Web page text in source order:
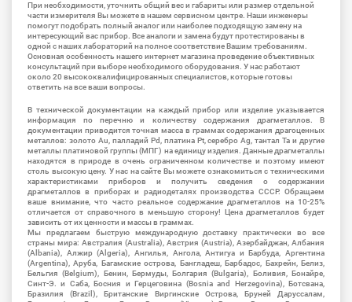
При необходимости, уточнить общий вес и габариты или размер отдельной
части измерителя Вы можете в нашем сервисном центре. Наши инженеры
помогут подобрать полный аналог или наиболее подходящую замену на
интересующий вас прибор. Все аналоги и замена будут протестированы в
одной с наших лабораторий на полное соответствие Вашим требованиям.
Основная особенность нашего интернет магазина проведение объективных
консультаций при выборе необходимого оборудования. У нас работают
около 20 высококвалифицированных специалистов, которые готовы
ответить на все ваши вопросы.
В технической документации на каждый прибор или изделие указывается
информация по перечню и количеству содержания драгметаллов. В
документации приводится точная масса в граммах содержания драгоценных
металлов: золото Au, палладий Pd, платина Pt, серебро Ag, тантал Ta и другие
металлы платиновой группы (МПГ) на единицу изделия. Данные драгметаллы
находятся в природе в очень ограниченном количестве и поэтому имеют
столь высокую цену. У нас на сайте Вы можете ознакомиться с техническими
характеристиками приборов и получить сведения о содержании
драгметаллов в приборах и радиодеталях производства СССР. Обращаем
ваше внимание, что часто реальное содержание драгметаллов на 10-25%
отличается от справочного в меньшую сторону! Цена драгметаллов будет
зависить от их ценности и массы в граммах.
Мы предлагаем быструю международную доставку практически во все
страны мира: Австралия (Australia), Австрия (Austria), Азербайджан, Албания
(Albania), Алжир (Algeria), Ангилья, Ангола, Антигуа и Барбуда, Аргентина
(Argentina), Аруба, Багамские острова, Бангладеш, Барбадос, Бахрейн, Белиз,
Бельгия (Belgium), Бенин, Бермуды, Болгария (Bulgaria), Боливия, Бонайре,
Синт-Э. и Саба, Босния и Герцеговина (Bosnia and Herzegovina), Ботсвана,
Бразилия (Brazil), Британские Виргинские Острова, Бруней Даруссалам,